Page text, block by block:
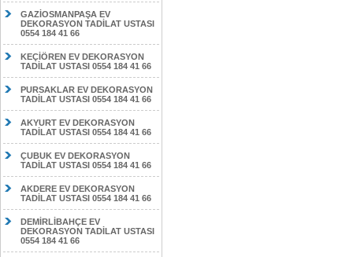
GAZİOSMANPAŞA EV
DEKORASYON TADİLAT USTASI
0554 184 41 66
KEÇİÖREN EV DEKORASYON
TADİLAT USTASI 0554 184 41 66
PURSAKLAR EV DEKORASYON
TADİLAT USTASI 0554 184 41 66
AKYURT EV DEKORASYON
TADİLAT USTASI 0554 184 41 66
ÇUBUK EV DEKORASYON
TADİLAT USTASI 0554 184 41 66
AKDERE EV DEKORASYON
TADİLAT USTASI 0554 184 41 66
DEMİRLİBAHÇE EV
DEKORASYON TADİLAT USTASI
0554 184 41 66